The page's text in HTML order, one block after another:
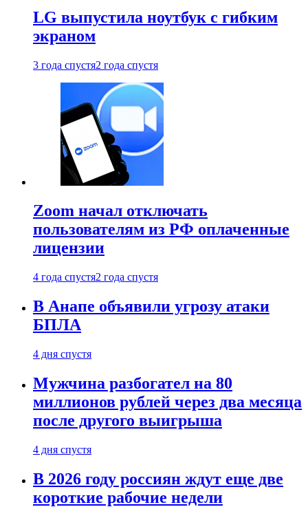
LG выпустила ноутбук с гибким
экраном
3 года спустя2 года спустя
Zoom начал отключать
пользователям из РФ оплаченные
лицензии
4 года спустя2 года спустя
В Анапе объявили угрозу атаки
БПЛА
4 дня спустя
Мужчина разбогател на 80
миллионов рублей через два месяца
после другого выигрыша
4 дня спустя
В 2026 году россиян ждут еще две
короткие рабочие недели